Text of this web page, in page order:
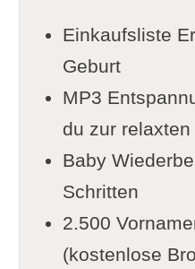
Einkaufsliste
Geburt
MP3
du zur
Baby
Schritten
2.500
(kostenlose